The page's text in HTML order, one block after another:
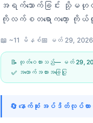
အရက်သောက်ခြင်း သို့မ
ကိုလက်စတရောကတော့ ကို
📖 ~11 မိနစ်📅 မတ် 29, 2026
📝 ထုတ်ဝေထားသည်— မတ် 29,
✅ အထောက်အထားအခြေပြု
🔄 နောက်ဆုံး အပ်ဒိတ်လုပ်ထ